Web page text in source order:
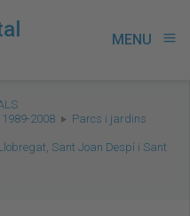
MENU menu
2008
Parcs i jardins
Sant Joan Despí i Sant